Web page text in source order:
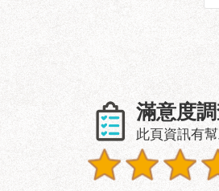
發
心
滿意度
此頁資訊有